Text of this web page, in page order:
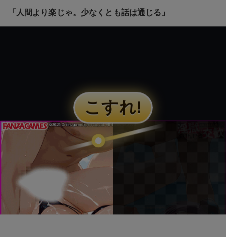
「人間より楽じゃ。少なくとも話は通じる」